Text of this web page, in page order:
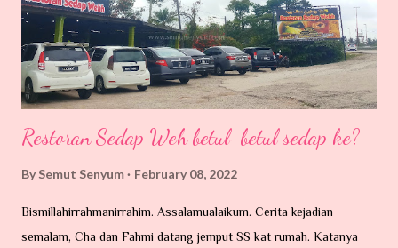
mengganggumu, itu ker...
Restoran Sedap Weh betul-betul sedap ke?
By Semut Senyum February 08, 2022
Bismillahirrahmanirrahim. Assalamualaikum. Cerita kejadian
semalam, Cha dan Fahmi datang jemput SS kat rumah. Katanya